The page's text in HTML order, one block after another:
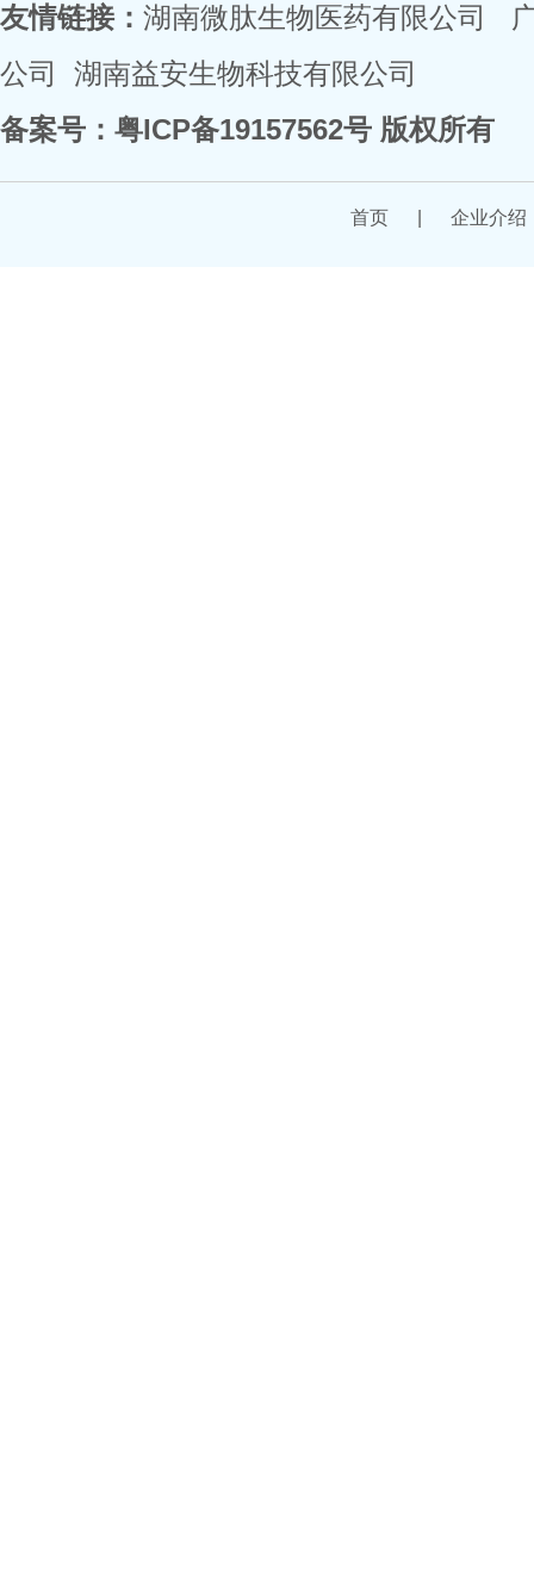
友情链接： 湖南微肽生物医药有限公司
公司
湖南益安生物科技有限公司
备案号： 粤ICP备19157562号 版权所有
首页 企业介绍